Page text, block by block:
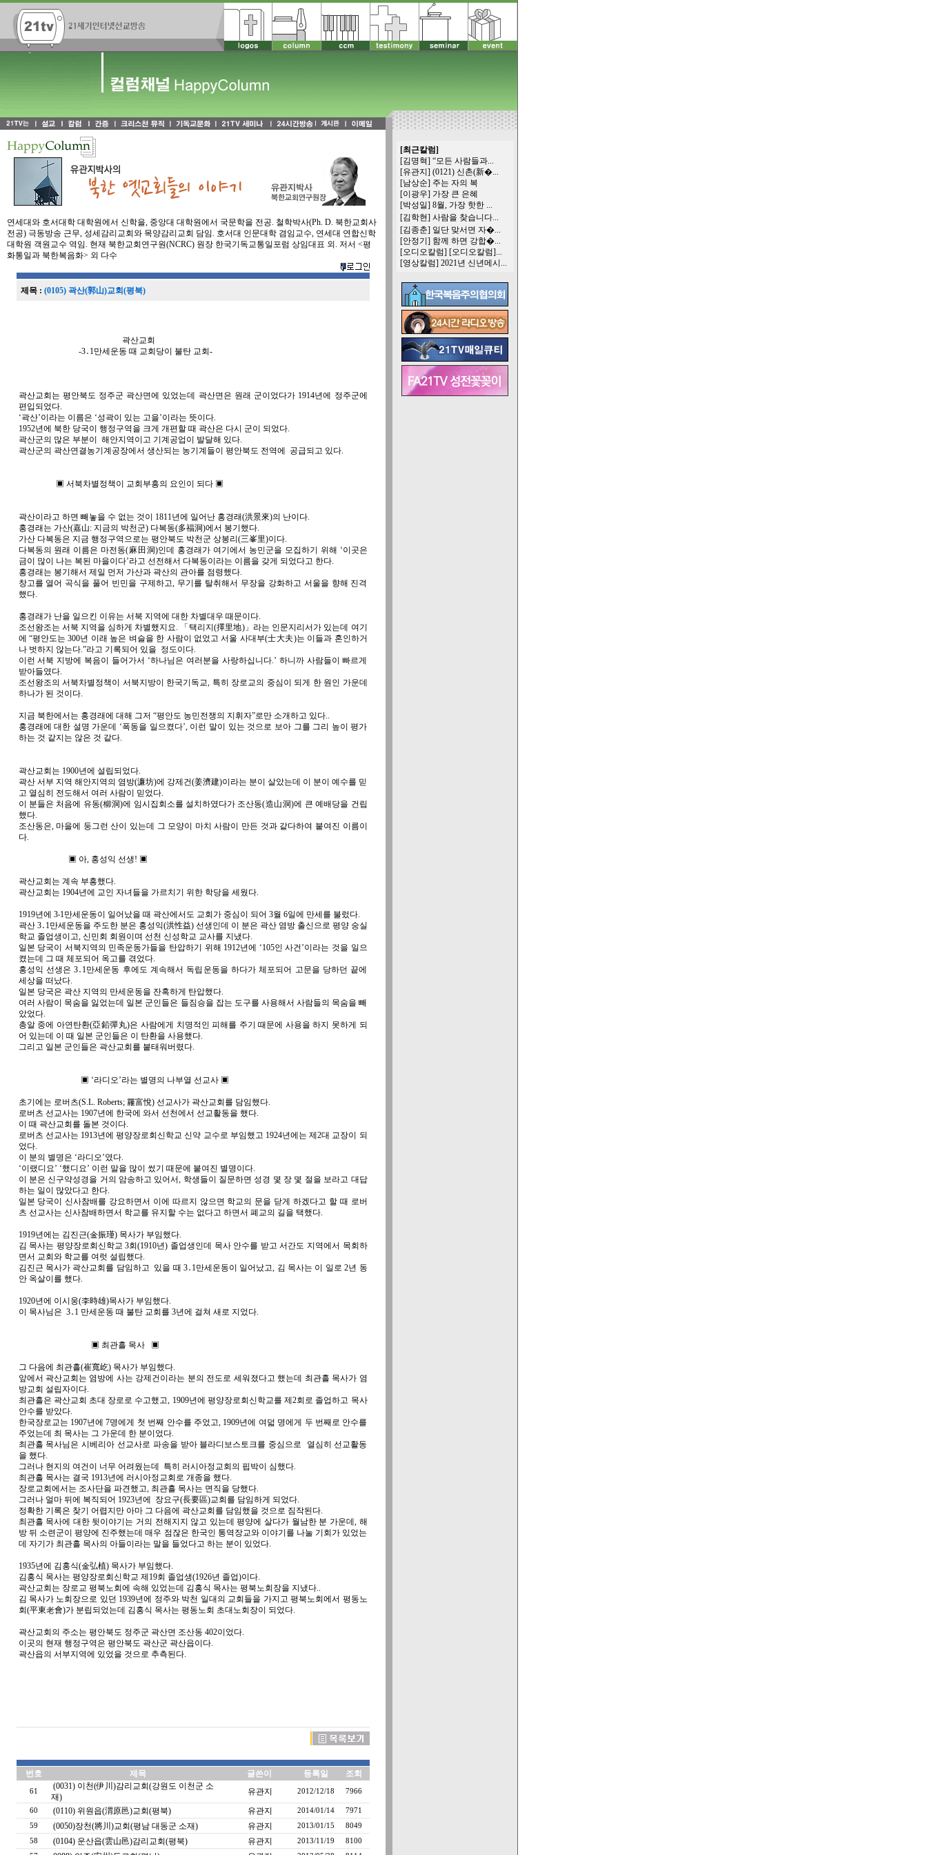
연세대와 호서대학 대학원에서 신학을, 중앙대 대학원에서 국문학을 전공. 철학박사(Ph. D. 북한교회사
전공) 극동방송 근무, 성세감리교회와 목양감리교회 담임. 호서대 인문대학 겸임교수, 연세대 연합신학
대학원 객원교수 역임. 현재 북한교회연구원(NCRC) 원장 한국기독교통일포럼 상임대표 외. 저서 <평
화통일과 북한복음화> 외 다수
제목 : (0105) 곽산(郭山)교회(평북)
곽산교회
-3․1만세운동 때 교회당이 불탄 교회-
곽산교회는 평안북도 정주군 곽산면에 있었는데 곽산면은 원래 군이었다가 1914년에 정주군에
편입되었다.
‘곽산’이라는 이름은 ‘성곽이 있는 고을’이라는 뜻이다.
1952년에 북한 당국이 행정구역을 크게 개편할 때 곽산은 다시 군이 되었다.
곽산군의 많은 부분이 해안지역이고 기계공업이 발달해 있다.
곽산군의 곽산연결농기계공장에서 생산되는 농기계들이 평안북도 전역에 공급되고 있다.
▣ 서북차별정책이 교회부흥의 요인이 되다 ▣
곽산이라고 하면 빼놓을 수 없는 것이 1811년에 일어난 홍경래(洪景來)의 난이다.
홍경래는 가산(嘉山: 지금의 박천군) 다복동(多福洞)에서 봉기했다.
가산 다복동은 지금 행정구역으로는 평안북도 박천군 상봉리(三峯里)이다.
다복동의 원래 이름은 마전동(麻田洞)인데 홍경래가 여기에서 농민군을 모집하기 위해 ‘이곳은
금이 많이 나는 복된 마을이다’라고 선전해서 다복동이라는 이름을 갖게 되었다고 한다.
홍경래는 봉기해서 제일 먼저 가산과 곽산의 관아를 점령했다.
창고를 열어 곡식을 풀어 빈민을 구제하고, 무기를 탈취해서 무장을 강화하고 서울을 향해 진격
했다.
홍경래가 난을 일으킨 이유는 서북 지역에 대한 차별대우 때문이다.
조선왕조는 서북 지역을 심하게 차별했지요. 「택리지(擇里地)」라는 인문지리서가 있는데 여기
에 “평안도는 300년 이래 높은 벼슬을 한 사람이 없었고 서울 사대부(士大夫)는 이들과 혼인하거
나 벗하지 않는다.”라고 기록되어 있을 정도이다.
이런 서북 지방에 복음이 들어가서 ‘하나님은 여러분을 사랑하십니다.’ 하니까 사람들이 빠르게
받아들였다.
조선왕조의 서북차별정책이 서북지방이 한국기독교, 특히 장로교의 중심이 되게 한 원인 가운데
하나가 된 것이다.
지금 북한에서는 홍경래에 대해 그저 “평안도 농민전쟁의 지휘자”로만 소개하고 있다..
홍경래에 대한 설명 가운데 ‘폭동을 일으켰다’, 이런 말이 있는 것으로 보아 그를 그리 높이 평가
하는 것 같지는 않은 것 같다.
곽산교회는 1900년에 설립되었다.
곽산 서부 지역 해안지역의 염방(濂坊)에 강제건(姜濟建)이라는 분이 살았는데 이 분이 예수를 믿
고 열심히 전도해서 여러 사람이 믿었다.
이 분들은 처음에 유동(柳洞)에 임시집회소를 설치하였다가 조산동(造山洞)에 큰 예배당을 건립
했다.
조산동은, 마을에 둥그런 산이 있는데 그 모양이 마치 사람이 만든 것과 같다하여 붙여진 이름이
다.
▣ 아, 홍성익 선생! ▣
곽산교회는 계속 부흥했다.
곽산교회는 1904년에 교인 자녀들을 가르치기 위한 학당을 세웠다.
1919년에 3‧1만세운동이 일어났을 때 곽산에서도 교회가 중심이 되어 3월 6일에 만세를 불렀다.
곽산 3․1만세운동을 주도한 분은 홍성익(洪性益) 선생인데 이 분은 곽산 염방 출신으로 평양 숭실
학교 졸업생이고, 신민회 회원이며 선천 신성학교 교사를 지냈다.
일본 당국이 서북지역의 민족운동가들을 탄압하기 위해 1912년에 ‘105인 사건’이라는 것을 일으
켰는데 그 때 체포되어 옥고를 겪었다.
홍성익 선생은 3․1만세운동 후에도 계속해서 독립운동을 하다가 체포되어 고문을 당하던 끝에
세상을 떠났다.
일본 당국은 곽산 지역의 만세운동을 잔혹하게 탄압했다.
여러 사람이 목숨을 잃었는데 일본 군인들은 들짐승을 잡는 도구를 사용해서 사람들의 목숨을 빼
았었다.
총알 중에 아연탄환(亞鉛彈丸)은 사람에게 치명적인 피해를 주기 때문에 사용을 하지 못하게 되
어 있는데 이 때 일본 군인들은 이 탄환을 사용했다.
그리고 일본 군인들은 곽산교회를 붙태워버렸다.
▣ ‘라디오’라는 별명의 나부열 선교사 ▣
초기에는 로버츠(S.L. Roberts; 羅富悅) 선교사가 곽산교회를 담임했다.
로버츠 선교사는 1907년에 한국에 와서 선천에서 선교활동을 했다.
이 때 곽산교회를 돌본 것이다.
로버츠 선교사는 1913년에 평양장로회신학교 신약 교수로 부임했고 1924년에는 제2대 교장이 되
었다.
이 분의 별명은 ‘라디오’였다.
‘이랬디요’ ‘했디요’ 이런 말을 많이 썼기 때문에 붙여진 별명이다.
이 분은 신구약성경을 거의 암송하고 있어서, 학생들이 질문하면 성경 몇 장 몇 절을 보라고 대답
하는 일이 많았다고 한다.
일본 당국이 신사참배를 강요하면서 이에 따르지 않으면 학교의 문을 닫게 하겠다고 할 때 로버
츠 선교사는 신사참배하면서 학교를 유지할 수는 없다고 하면서 폐교의 길을 택했다.
1919년에는 김진근(金振瑾) 목사가 부임했다.
김 목사는 평양장로회신학교 3회(1910년) 졸업생인데 목사 안수를 받고 서간도 지역에서 목회하
면서 교회와 학교를 여럿 설립했다.
김진근 목사가 곽산교회를 담임하고 있을 때 3․1만세운동이 일어났고, 김 목사는 이 일로 2년 동
안 옥살이를 했다.
1920년에 이시웅(李時雄)목사가 부임했다.
이 목사님은 3․1 만세운동 때 불탄 교회를 3년에 걸쳐 새로 지었다.
▣ 최관흘 목사 ▣
그 다음에 최관흘(崔寬屹) 목사가 부임했다.
앞에서 곽산교회는 염방에 사는 강제건이라는 분의 전도로 세워졌다고 했는데 최관흘 목사가 염
방교회 설립자이다.
최관흘은 곽산교회 초대 장로로 수고했고, 1909년에 평양장로회신학교를 제2회로 졸업하고 목사
안수를 받았다.
한국장로교는 1907년에 7명에게 첫 번째 안수를 주었고, 1909년에 여덟 명에게 두 번째로 안수를
주었는데 최 목사는 그 가운데 한 분이었다.
최관흘 목사님은 시베리아 선교사로 파송을 받아 블라디보스토크를 중심으로 열심히 선교활동
을 했다.
그러나 현지의 여건이 너무 어려웠는데 특히 러시아정교회의 핍박이 심했다.
최관흘 목사는 결국 1913년에 러시아정교회로 개종을 했다.
장로교회에서는 조사단을 파견했고, 최관흘 목사는 면직을 당했다.
그러나 얼마 뒤에 복직되어 1923년에 장요구(長要區)교회를 담임하게 되었다.
정확한 기록은 찾기 어렵지만 아마 그 다음에 곽산교회를 담임했을 것으로 짐작된다.
최관흘 목사에 대한 뒷이야기는 거의 전해지지 않고 있는데 평양에 살다가 월남한 분 가운데, 해
방 뒤 소련군이 평양에 진주했는데 매우 점잖은 한국인 통역장교와 이야기를 나눌 기회가 있었는
데 자기가 최관흘 목사의 아들이라는 말을 들었다고 하는 분이 있었다.
1935년에 김홍식(金弘植) 목사가 부임했다.
김홍식 목사는 평양장로회신학교 제19회 졸업생(1926년 졸업)이다.
곽산교회는 장로교 평북노회에 속해 있었는데 김홍식 목사는 평북노회장을 지냈다..
김 목사가 노회장으로 있던 1939년에 정주와 박천 일대의 교회들을 가지고 평북노회에서 평동노
회(平東老會)가 분립되었는데 김홍식 목사는 평동노회 초대노회장이 되었다.
곽산교회의 주소는 평안북도 정주군 곽산면 조산동 402이었다.
이곳의 현재 행정구역은 평안북도 곽산군 곽산읍이다.
곽산읍의 서부지역에 있었을 것으로 추측된다.
번호 제목 글쓴이 등록일 조회
61
(0031) 이천(伊川)감리교회(강원도 이천군 소
재)
유관지 2012/12/18 7966
60 (0110) 위원읍(渭原邑)교회(평북) 유관지 2014/01/14
7971
59
(0050)장천(將川)교회(평남 대동군 소재) 유관지 2013/01/15
8049
58
(0104) 운산읍(雲山邑)감리교회(평북) 유관지 2013/11/19
8100
[최근칼럼]
[김명혁] “모든 사람들과...
[유관지] (0121) 신촌(新�...
[남상순] 주는 자의 복
[이광우] 가장 큰 은혜
[박성일] 8월, 가장 핫한 ...
[김학현] 사람을 찾습니다...
[김종춘] 일단 맞서면 자�...
[안정기] 함께 하면 강합�...
[오디오칼럼] [오디오칼럼]...
[영상칼럼] 2021년 신년메시...